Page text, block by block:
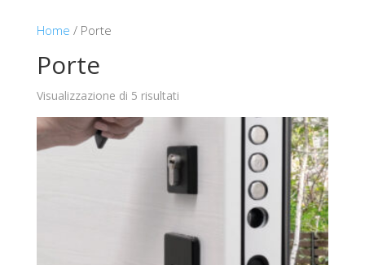
Home / Porte
Porte
Visualizzazione di 5 risultati